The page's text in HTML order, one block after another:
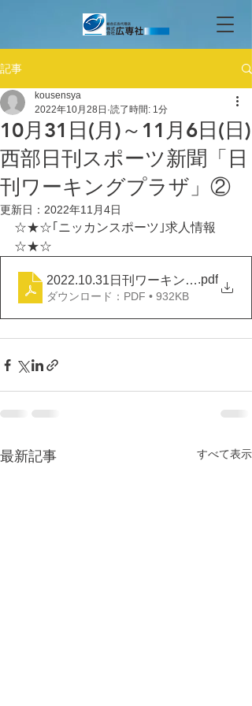
記事
10月31日(月)～11月6日(日)
西部日刊スポーツ新聞「日
刊ワーキングプラザ」②
kousensya
2022年10月28日 読了時間: 1分
更新日： 2022年11月4日
☆★☆｢ニッカンスポーツ｣求人情報
☆★☆
2022.10.31日刊ワーキングプラザ②
.pdf
ダウンロード：PDF • 932KB
最新記事 すべて表示